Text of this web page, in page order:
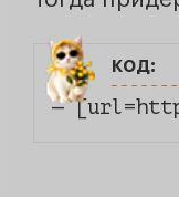
код:
—